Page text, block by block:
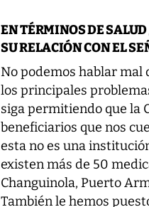
EN TÉRMINOS DE
SU RELACIÓN CON EL
No podemos hablar mal
los principales
siga permitiendo que la
beneficiarios que nos
esta no es una
existen más de 50
Changuinola, Puerto
También le hemos